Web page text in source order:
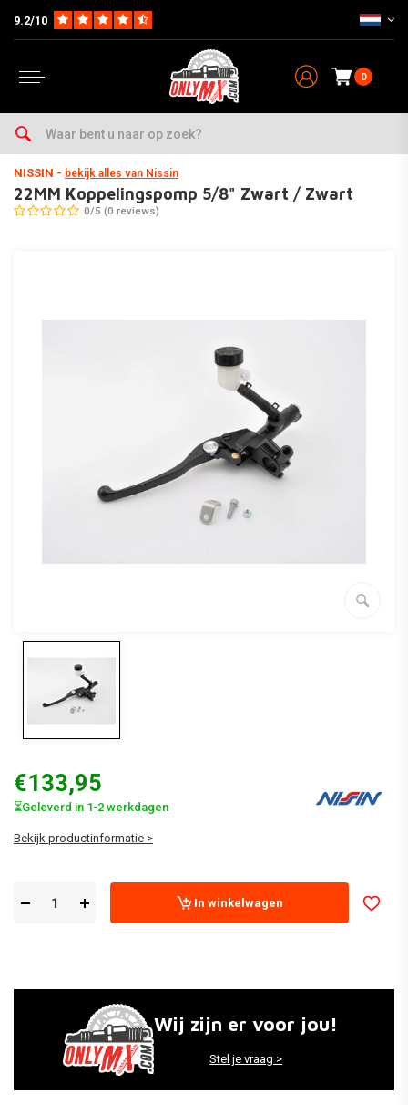
9.2/10
0
Home Onderhoud & Werkplaats
NISSIN - bekijk alles van Nissin
22MM Koppelingspomp 5/8" Zwart / Zwart
0/5 (0 reviews)
€133,95
⏳Geleverd in 1-2 werkdagen
Bekijk productinformatie >
In winkelwagen
Wij zijn er voor jou!
Stel je vraag >